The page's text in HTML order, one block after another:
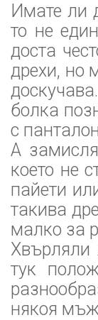
Имате ли
то не
доста
дрехи, но
болка
с
А
което не
пайети
такива
малко за
Хвърляли
тук
някоя